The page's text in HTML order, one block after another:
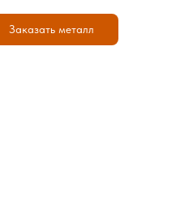
Заказать металл